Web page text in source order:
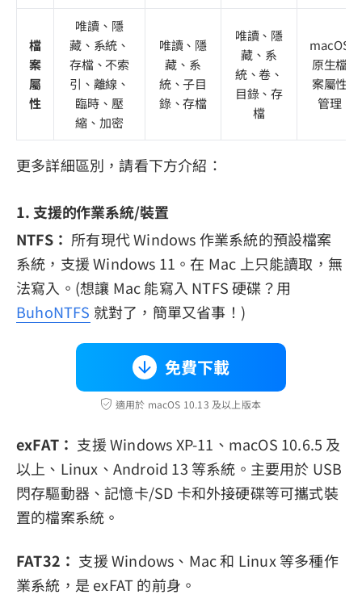
檔
案
屬
性
唯讀、隱
藏、系統、
存檔、不索
引、離線、
臨時、壓
縮、加密
唯讀、隱
藏、系
統、子目
錄、存檔
唯讀、隱
藏、系
統、卷、
目錄、存
檔
macOS
原生檔
案屬性
管理
更多詳細區別，請看下方介紹：
1. 支援的作業系統/裝置
NTFS： 所有現代 Windows 作業系統的預設檔案
系統，支援 Windows 11。在 Mac 上只能讀取，無
法寫入。(想讓 Mac 能寫入 NTFS 硬碟？用
BuhoNTFS 就對了，簡單又省事！)
免費下載
適用於 macOS 10.13 及以上版本
exFAT： 支援 Windows XP-11、macOS 10.6.5 及
以上、Linux、Android 13 等系統。主要用於 USB
閃存驅動器、記憶卡/SD 卡和外接硬碟等可攜式裝
置的檔案系統。
FAT32： 支援 Windows、Mac 和 Linux 等多種作
業系統，是 exFAT 的前身。